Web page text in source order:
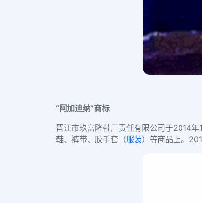
“阿加迪纳”商标
晋江市玖富隆鞋厂责任有限公司于2014
鞋、裤带、胶手套（服装）等商品上。